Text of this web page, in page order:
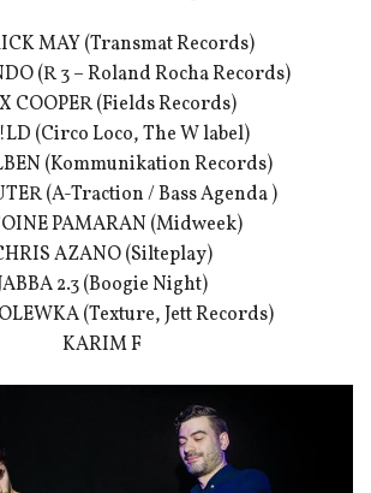
MAY (Transmat Records)
(R 3 – Roland Rocha Records)
COOPER (Fields Records)
(Circo Loco, The W label)
(Kommunikation Records)
(A-Traction / Bass Agenda )
PAMARAN (Midweek)
AZANO (Silteplay)
2.3 (Boogie Night)
(Texture, Jett Records)
KARIM F